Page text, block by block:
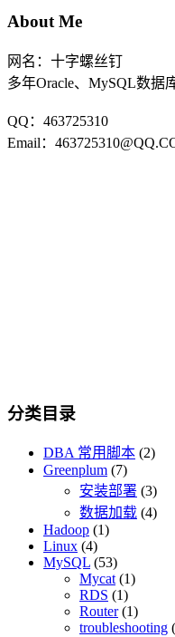
About Me
网名：十字螺丝钉
多年Oracle、MySQL数据
QQ：463725310
Email：
分类目录
DBA 常用脚本 (2)
Greenplum (7)
安装部署 (3)
数据加载 (4)
Hadoop (1)
Linux (4)
MySQL (53)
Mycat (1)
RDS (1)
Router(1)
troubleshooting